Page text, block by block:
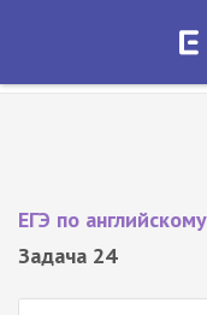
Экзамер
ЕГЭ по
Задача 24